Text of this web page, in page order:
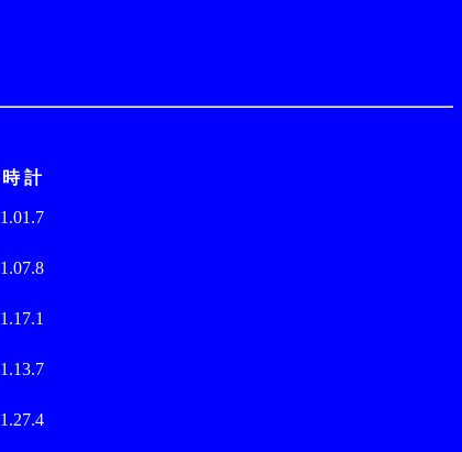
時 計
1.01.7
1.07.8
1.17.1
1.13.7
1.27.4